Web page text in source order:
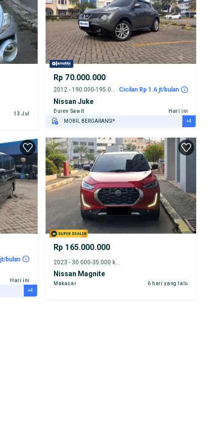
13 Jul
Rp 70.000.000
2012 - 190.000-195.000 km Cicilan Rp 1.6 jt/bulan
Nissan Juke
Duren Sawit
Hari ini
MOBIL BERGARANSI*
TEST DRIVE DARI RUMAH
GRATIS BIAYA JASA PERAWATAN*
PENJUAL TERVERIFIKASI
+4
bulan
Hari ini
+4
Rp 165.000.000
2023 - 30.000-35.000 km
Nissan Magnite
Makasar 6 hari yang lalu